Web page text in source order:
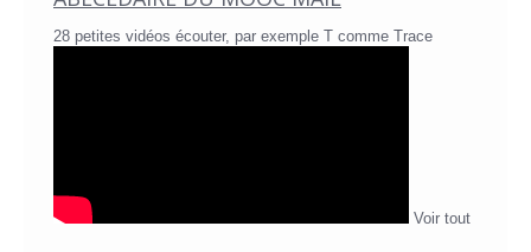
28 petites vidéos écouter, par exemple T comme Trace
Voir tout